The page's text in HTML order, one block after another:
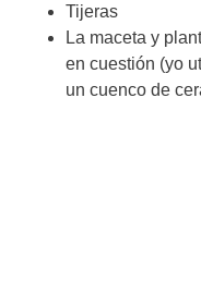
Tijeras
La maceta y
en cuestión (yo
un cuenco de